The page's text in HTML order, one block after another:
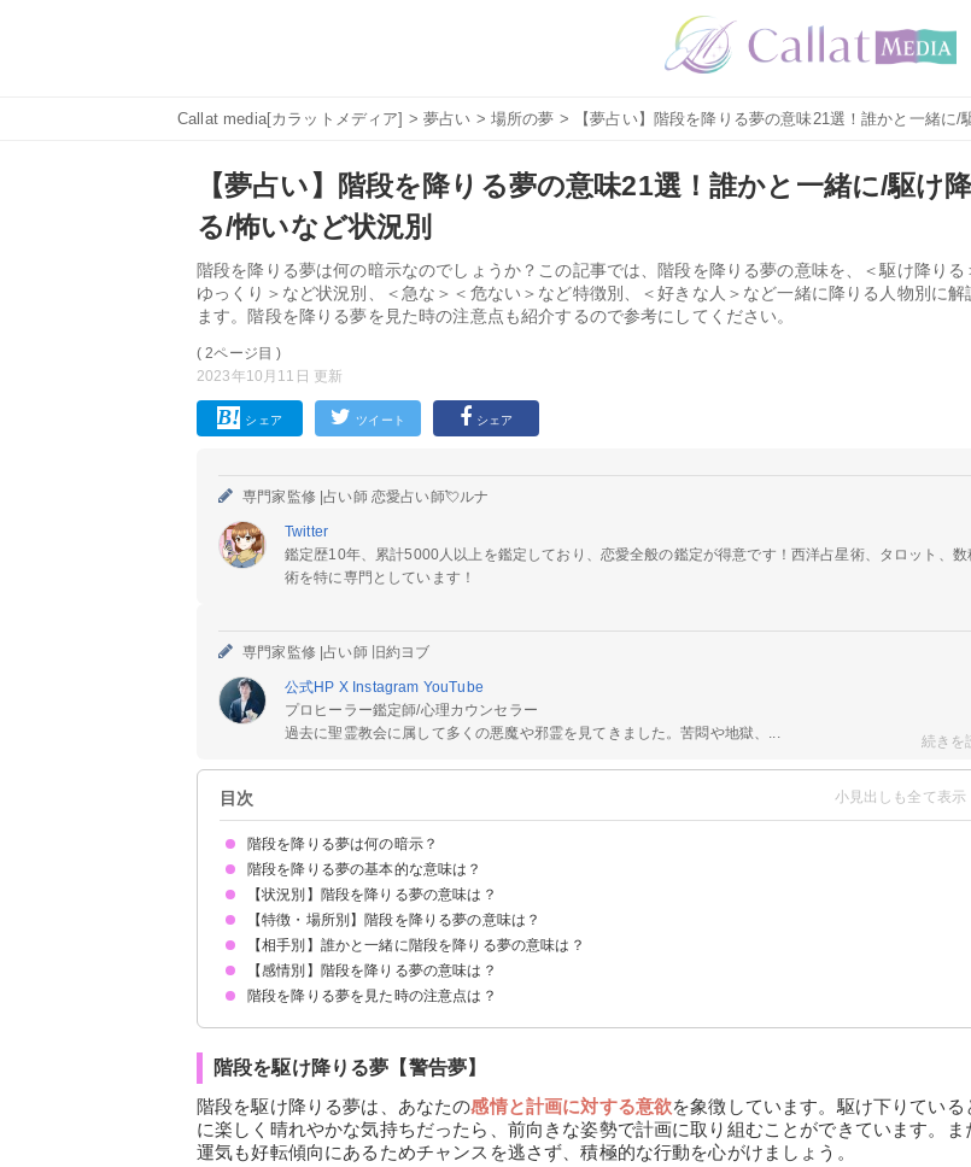
Callat media[カラットメディア] >夢占い > 場所の夢 > 【夢占い】階段を降りる夢の意味21選！誰かと一緒に/
【夢占い】階段を降りる夢の意味21選！誰かと一緒に/駆け
る/怖いなど状況別
階段を降りる夢は何の暗示なのでしょうか？この記事では、階段を降りる夢の意味を、＜駆け降りる
ゆっくり＞など状況別、＜急な＞＜危ない＞など特徴別、＜好きな人＞など一緒に降りる人物別に解
ます。階段を降りる夢を見た時の注意点も紹介するので参考にしてください。
( 2ページ目 )
2023年10月11日 更新
シェア ツイート シェア
専門家監修 |占い師 恋愛占い師💘ルナ
Twitter
鑑定歴10年、累計5000人以上を鑑定しており、恋愛全般の鑑定が得意です！西洋占星術、タロット、数
術を特に専門としています！
専門家監修 |占い師 旧約ヨブ
公式HP X Instagram YouTube
プロヒーラー鑑定師/心理カウンセラー
過去に聖霊教会に属して多くの悪魔や邪霊を見てきました。苦悶や地獄、...
目次
階段を降りる夢は何の暗示？
階段を降りる夢の基本的な意味は？
運気が下がる暗示
状況によって意味が決まる
【状況別】階段を降りる夢の意味は？
階段を駆け降りる夢【警告夢】
階段をゆっくり降りる夢【吉夢】
階段を走って降りる夢【警告夢】
車で階段を降りる夢【警告夢】
バスで階段を降りる夢【警告夢】
自転車で階段を降りる夢【警告夢】
手すりを滑って階段を降りる夢【吉夢】
飛んで階段を降りる夢【吉夢】
階段を降りる人の後をついていく夢【警告夢】
降りていた階段が途中で途切れる夢【警告夢】
【特徴・場所別】階段を降りる夢の意味は？
急な階段を降りる夢【凶夢】
危ない階段を降りる夢【逆夢】
狭い階段を降りる夢【警告夢】
螺旋階段を降りる夢【凶夢】
学校の階段を降りる夢【警告夢】
駅の階段を降りる夢【凶夢】
【相手別】誰かと一緒に階段を降りる夢の意味は？
好きな人と階段を降りる夢【吉夢】
家族と階段を降りる夢【吉夢】
友達と階段を降りる夢【警告夢】
知らない人と階段を降りる夢【警告夢】
【感情別】階段を降りる夢の意味は？
階段を降りるのが怖い夢【警告夢】
階段を降りるのが楽しい夢【吉夢】
階段を降りる夢を見た時の注意点は？
階段を駆け降りる夢【警告夢】
階段を駆け降りる夢は、あなたの感情と計画に対する意欲を象徴しています。駆け下りている
に楽しく晴れやかな気持ちだったら、前向きな姿勢で計画に取り組むことができています。ま
運気も好転傾向にあるためチャンスを逃さず、積極的な行動を心がけましょう。